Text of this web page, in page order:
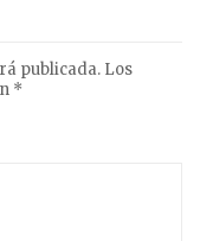
publicada. Los
*